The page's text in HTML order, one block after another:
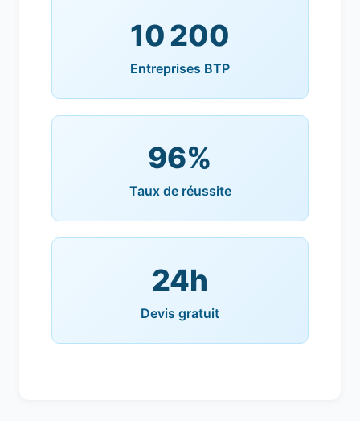
10 200
Entreprises BTP
96%
Taux de réussite
24h
Devis gratuit